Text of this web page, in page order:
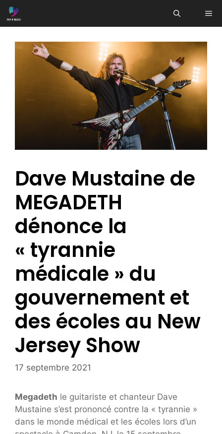
Aller
au
Dave Mustaine de
MEGADETH
dénonce la
« tyrannie
médicale » du
gouvernement et
des écoles au New
Jersey Show
17 septembre 2021
Megadeth le guitariste et chanteur Dave
Mustaine s’est prononcé contre la « tyrannie »
dans le monde médical et les écoles lors d’un